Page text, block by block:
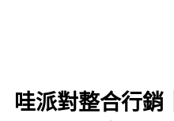
哇派對整合行銷｜